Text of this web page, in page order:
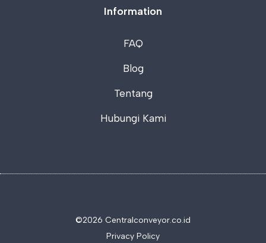
Information
FAQ
Blog
Tentang
Hubungi Kami
©2026 Centralconveyor.co.id
Privacy Policy